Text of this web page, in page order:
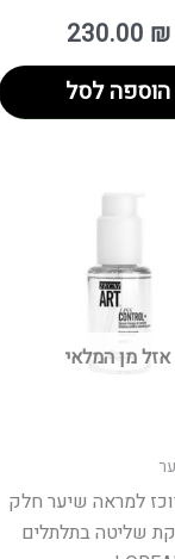
230.00 ₪
הוספה לסל
אזל מן המלאי
למראה שיער חלק
שליטה בתלתלים